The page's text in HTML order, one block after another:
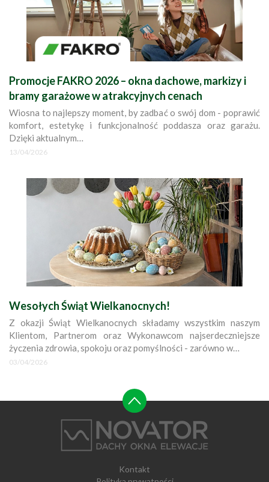
Promocje FAKRO 2026 – okna dachowe, markizy i
bramy garażowe w atrakcyjnych cenach
Wiosna to najlepszy moment, by zadbać o swój dom - poprawić
komfort, estetykę i funkcjonalność poddasza oraz garażu.
Dzięki aktualnym…
13/04/2026
Wesołych Świąt Wielkanocnych!
Z okazji Świąt Wielkanocnych składamy wszystkim naszym
Klientom, Partnerom oraz Wykonawcom najserdeczniejsze
życzenia zdrowia, spokoju oraz pomyślności - zarówno w…
03/04/2026
Kontakt